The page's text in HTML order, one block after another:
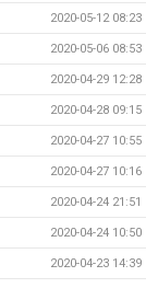
2020-05-12 08:23
2020-05-06 08:53
2020-04-29 12:28
2020-04-28 09:15
2020-04-27 10:55
2020-04-27 10:16
2020-04-24 21:51
2020-04-24 10:50
2020-04-23 14:39